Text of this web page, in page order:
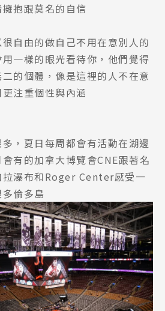
抱跟莫名的自信
自由的做自己不用在意別人的
一樣的眼光看待你，他們覺得
的個體，像是這裡的人不在意
注重個性與內涵
，夏日每周都會有活動在湖邊
有的加拿大博覽會CNE跟著名
拉瀑布和Roger Center感受一
倫多島